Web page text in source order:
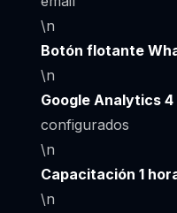
\n
Botón flotante
\n
Google Analytics 4
configurados
\n
Capacitación 1
\n